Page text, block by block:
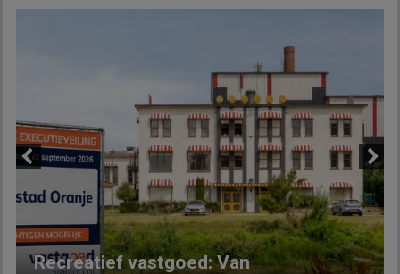
Recreatief vastgoed: Van
Next